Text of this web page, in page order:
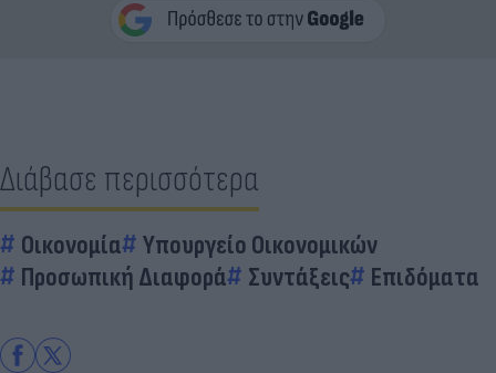
Διάβασε περισσότερα
Οικονομία
Υπουργείο Οικονομικών
Προσωπική Διαφορά
Συντάξεις Επιδόματα